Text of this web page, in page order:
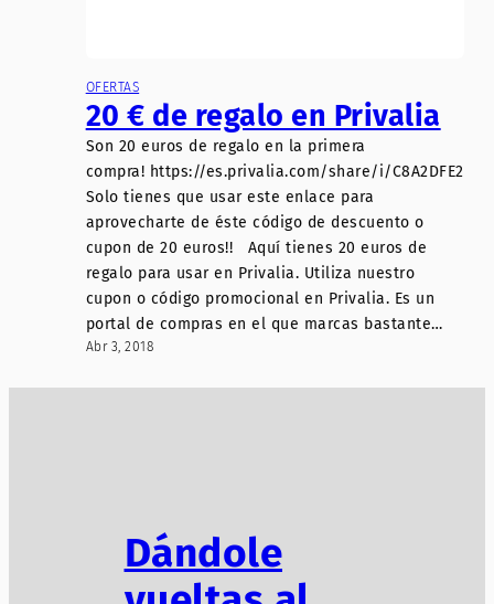
OFERTAS
20 € de regalo en Privalia
Son 20 euros de regalo en la primera
compra! https://es.privalia.com/share/i/C8A2DFE2
Solo tienes que usar este enlace para
aprovecharte de éste código de descuento o
cupon de 20 euros!! Aquí tienes 20 euros de
regalo para usar en Privalia. Utiliza nuestro
cupon o código promocional en Privalia. Es un
portal de compras en el que marcas bastante…
Abr 3, 2018
Dándole